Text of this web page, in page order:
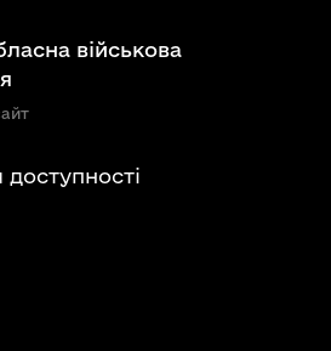
військова